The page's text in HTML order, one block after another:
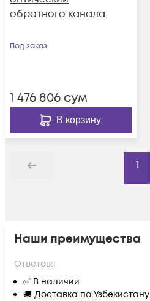
обратного канала
Под заказ
1 476 806 сум
В корзину
Назад
1
Наши преимущества
Ответов:1
✅ В наличии
🚚 Доставка по Узбекистану